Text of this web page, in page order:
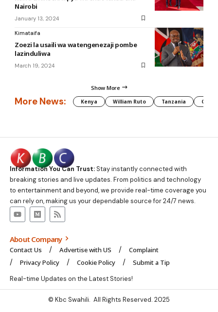
Nairobi
January 13, 2024
Kimataifa
Zoezi la usaili wa watengenezaji pombe
lazinduliwa
March 19, 2024
Show More
More News: Kenya William Ruto Tanzania CAF
Information You Can Trust:Stay instantly connected with
breaking stories and live updates. From politics and technology
to entertainment and beyond, we provide real-time coverage you
can rely on, making us your dependable source for 24/7 news.
About Company
Contact Us Advertise with US
Complaint
Privacy Policy
Cookie Policy Submit a Tip
Real-time Updates on the Latest Stories!
© Kbc Swahili. All Rights Reserved. 2025